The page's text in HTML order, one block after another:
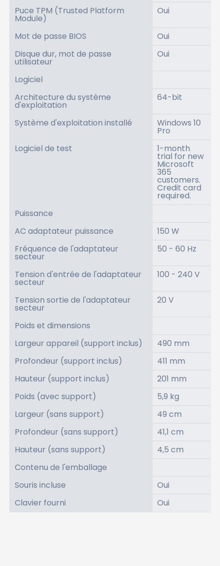
Puce TPM (Trusted Platform
Module)
Oui
Mot de passe BIOS
Oui
Disque dur, mot de passe
utilisateur
Oui
Logiciel
Architecture du système
d'exploitation
64-bit
Système d'exploitation installé Windows 10
Pro
Logiciel de test
1-month
trial for new
Microsoft
365
customers.
Credit card
required.
Puissance
AC adaptateur puissance
150 W
Fréquence de l'adaptateur
secteur
50 - 60 Hz
Tension d'entrée de l'adaptateur
secteur
100 - 240 V
Tension sortie de l'adaptateur
secteur
20 V
Poids et dimensions
Largeur appareil (support inclus)
490 mm
Profondeur (support inclus)
411 mm
Hauteur (support inclus)
201 mm
Poids (avec support)
5,9 kg
Largeur (sans support)
49 cm
Profondeur (sans support)
41,1 cm
Hauteur (sans support)
4,5 cm
Contenu de l'emballage
Souris incluse
Oui
Clavier fourni
Oui